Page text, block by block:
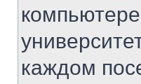
каждом